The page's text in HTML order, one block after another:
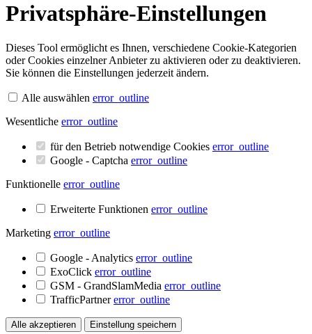
Privatsphäre-Einstellungen
Dieses Tool ermöglicht es Ihnen, verschiedene Cookie-Kategorien
oder Cookies einzelner Anbieter zu aktivieren oder zu deaktivieren.
Sie können die Einstellungen jederzeit ändern.
Alle auswählen error_outline
Wesentliche error_outline
für den Betrieb notwendige Cookies error_outline
Google - Captcha error_outline
Funktionelle error_outline
Erweiterte Funktionen error_outline
Marketing error_outline
Google - Analytics error_outline
ExoClick error_outline
GSM - GrandSlamMedia error_outline
TrafficPartnererror_outline
Alle akzeptieren Einstellung speichern